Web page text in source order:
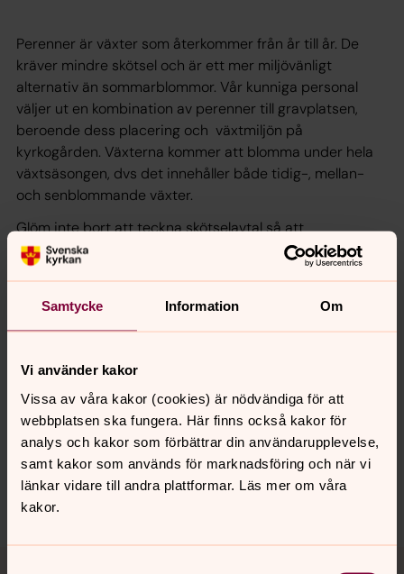
Samtycke Information Om
Vi använder kakor
Vissa av våra kakor (cookies) är nödvändiga för att
webbplatsen ska fungera. Här finns också kakor för
analys och kakor som förbättrar din användarupplevelse,
samt kakor som används för marknadsföring och när vi
länkar vidare till andra plattformar. Läs mer om våra
kakor.
Perenner är växter som återkommer från år till år. De
kräver mindre skötsel och är ett mer miljövänligt
alternativ än sommarblommor. Vår kunniga personal
väljer ut en kombination av perenner till gravplatsen,
beroende dess placering och växtmiljön på
kyrkogården. Växterna kommer att blomma under hela
växtsäsongen, dvs det innehåller både tidig-, mellan-
och senblommande växter.
Glöm inte bort att teckna skötselavtal så att
perennplanteringen sköts om, ifall du inte har möjlighet
själv. Vill du beställa ett perennpaket eller har frågor,
Synpunkter eller frågor på sidans
innehåll?
karlstads.pastorat@svenskakyrkan.se
Dela